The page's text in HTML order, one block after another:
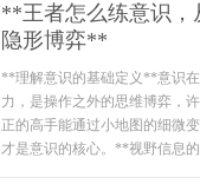
**王者怎么练意识，
隐形博弈**
**理解意识的基础定义**意识
力，是操作之外的思维博弈，
正的高手能通过小地图的细微
才是意识的核心。**视野信息